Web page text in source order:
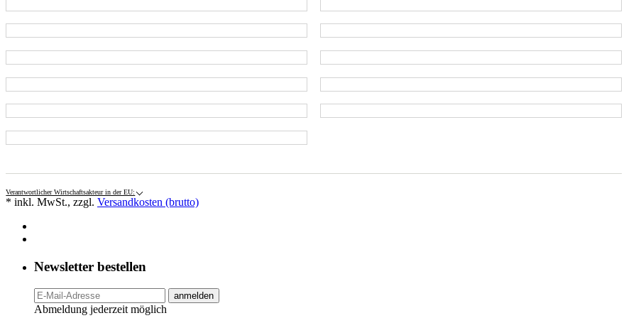
Verantwortlicher Wirtschaftsakteur in der EU:
* inkl. MwSt., zzgl. Versandkosten (brutto)
Newsletter bestellen
anmelden
Abmeldung jederzeit möglich